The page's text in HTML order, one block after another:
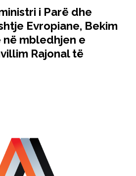
i Parë dhe
Evropiane, Bekim
në mbledhjen e
Rajonal të